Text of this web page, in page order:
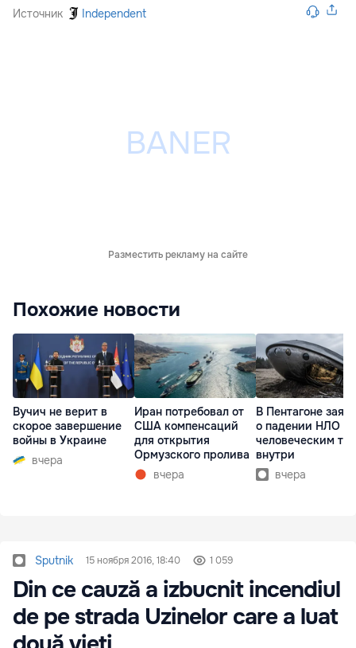
Источник Independent
Разместить рекламу на сайте
Похожие новости
Вучич не верит в
скорое завершение
войны в Украине
вчера
Иран потребовал от
США компенсаций
для открытия
Ормузского пролива
вчера
В Пентагоне
о падении НЛО с
человеческим
внутри
вчера
Sputnik 15 ноября 2016, 18:40 1 059
Din ce cauză a izbucnit incendiul
de pe strada Uzinelor care a luat